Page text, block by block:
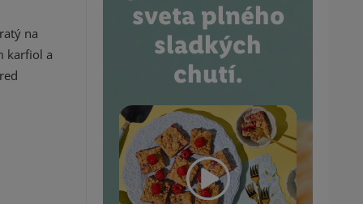
na
karfiol a
sveta plného
sladkých
chutí.